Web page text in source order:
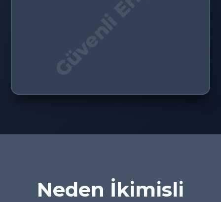
Neden İkimisli